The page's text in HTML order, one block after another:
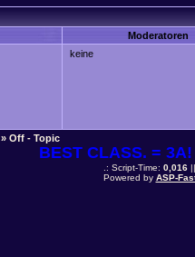
Moderatoren
keine
» Off - Topic
BEST CLASS. =
.: Script-Time: 0,016||
Powered by ASP-